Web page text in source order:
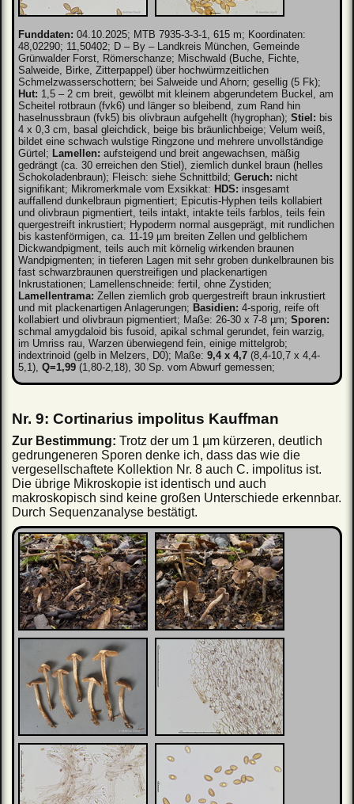
Funddaten: 04.10.2025; MTB 7935-3-3-1, 615 m; Koordinaten:
48,02290; 11,50402; D – By – Landkreis München, Gemeinde
Grünwalder Forst, Römerschanze; Mischwald (Buche, Fichte,
Salweide, Birke, Zitterpappel) über hochwürmzeitlichen
Schmelzwasserschottern; bei Salweide und Ahorn; gesellig (5 Fk);
Hut: 1,5 – 2 cm breit, gewölbt mit kleinem abgerundetem Buckel, am
Scheitel rotbraun (fvk6) und länger so bleibend, zum Rand hin
haselnussbraun (fvk5) bis olivbraun aufgehellt (hygrophan); Stiel: bis
4 x 0,3 cm, basal gleichdick, beige bis bräunlichbeige; Velum weiß,
bildet eine schwach wulstige Ringzone und mehrere unvollständige
Gürtel; Lamellen: aufsteigend und breit angewachsen, mäßig
gedrängt (ca. 30 erreichen den Stiel), ziemlich dunkel braun (helles
Schokoladenbraun); Fleisch: siehe Schnittbild; Geruch: nicht
signifikant; Mikromerkmale vom Exsikkat: HDS: insgesamt
auffallend dunkelbraun pigmentiert; Epicutis-Hyphen teils kollabiert
und olivbraun pigmentiert, teils intakt, intakte teils farblos, teils fein
quergestreift inkrustiert; Hypoderm normal ausgeprägt, mit rundlichen
bis kastenförmigen, ca. 11-19 µm breiten Zellen und gelblichem
Dickwandpigment, teils auch mit körnelig wirkenden braunen
Wandpigmenten; in tieferen Lagen mit sehr groben dunkelbraunen bis
fast schwarzbraunen querstreifigen und plackenartigen
Inkrustationen; Lamellenschneide: fertil, ohne Zystiden;
Lamellentrama: Zellen ziemlich grob quergestreift braun inkrustiert
und mit plackenartigen Anlagerungen; Basidien: 4-sporig, reife oft
kollabiert und olivbraun pigmentiert; Maße: 26-30 x 7-8 µm; Sporen:
schmal amygdaloid bis fusoid, apikal schmal gerundet, fein warzig,
im Umriss rau, Warzen überwiegend fein, einige mittelgrob;
indextrinoid (gelb in Melzers, D0); Maße: 9,4 x 4,7(8,4-10,7 x 4,4-
5,1), Q=1,99(1,80-2,18), 30 Sp. vom Abwurf gemessen;
Nr. 9: Cortinarius impolitus Kauffman
Zur Bestimmung: Trotz der um 1 µm kürzeren, deutlich
gedrungeneren Sporen denke ich, dass das wie die
vergesellschaftete Kollektion Nr. 8 auch C. impolitus ist.
Die übrige Mikroskopie ist identisch und auch
makroskopisch sind keine großen Unterschiede erkennbar.
Durch Sequenzanalyse bestätigt.